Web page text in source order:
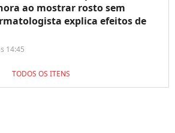
ao mostrar rosto sem
explica efeitos de
14:45
TODOS OS ITENS